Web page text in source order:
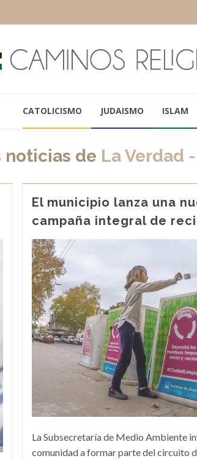
CATOLICISMO JUDAISMO ISLAM
noticias de La Verdad
El municipio lanza una
campaña integral de
La Subsecretaría de Medio Ambiente
comunidad a formar parte del circuito